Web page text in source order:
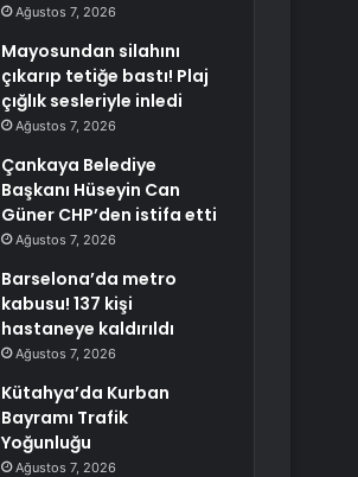
Ağustos 7, 2026
Mayosundan silahını
çıkarıp tetiğe bastı! Plaj
çığlık sesleriyle inledi
Ağustos 7, 2026
Çankaya Belediye
Başkanı Hüseyin Can
Güner CHP’den istifa etti
Ağustos 7, 2026
Barselona’da metro
kabusu! 137 kişi
hastaneye kaldırıldı
Ağustos 7, 2026
Kütahya’da Kurban
Bayramı Trafik
Yoğunluğu
Ağustos 7, 2026